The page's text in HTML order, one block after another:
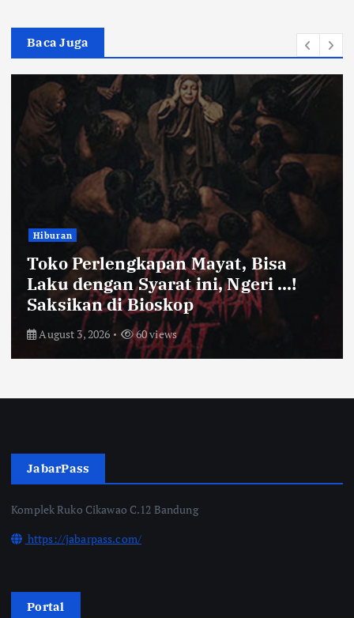
Baca Juga
Bandung Raya
Farhan Pastikan Pasokan Pangan
Kota Bandung Aman Meski Harga
Ayam dan Timun Naik
July 31, 2026 66 views
JabarPass
Komplek Ruko Cikawao C.12 Bandung
https://jabarpass.com/
Portal